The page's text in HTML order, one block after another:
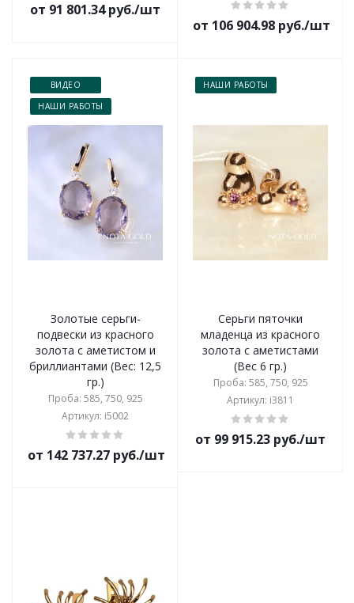
от 91 801.34 руб./шт
от 106 904.98 руб./шт
ВИДЕО
НАШИ РАБОТЫ
Золотые серьги-
подвески из красного
золота с аметистом и
бриллиантами (Вес: 12,5
гр.)
Проба: 585, 750, 925
Артикул: i5002
от 142 737.27 руб./шт
НАШИ РАБОТЫ
Серьги пяточки
младенца из красного
золота с аметистами
(Вес 6 гр.)
Проба: 585, 750, 925
Артикул: i3811
от 99 915.23 руб./шт